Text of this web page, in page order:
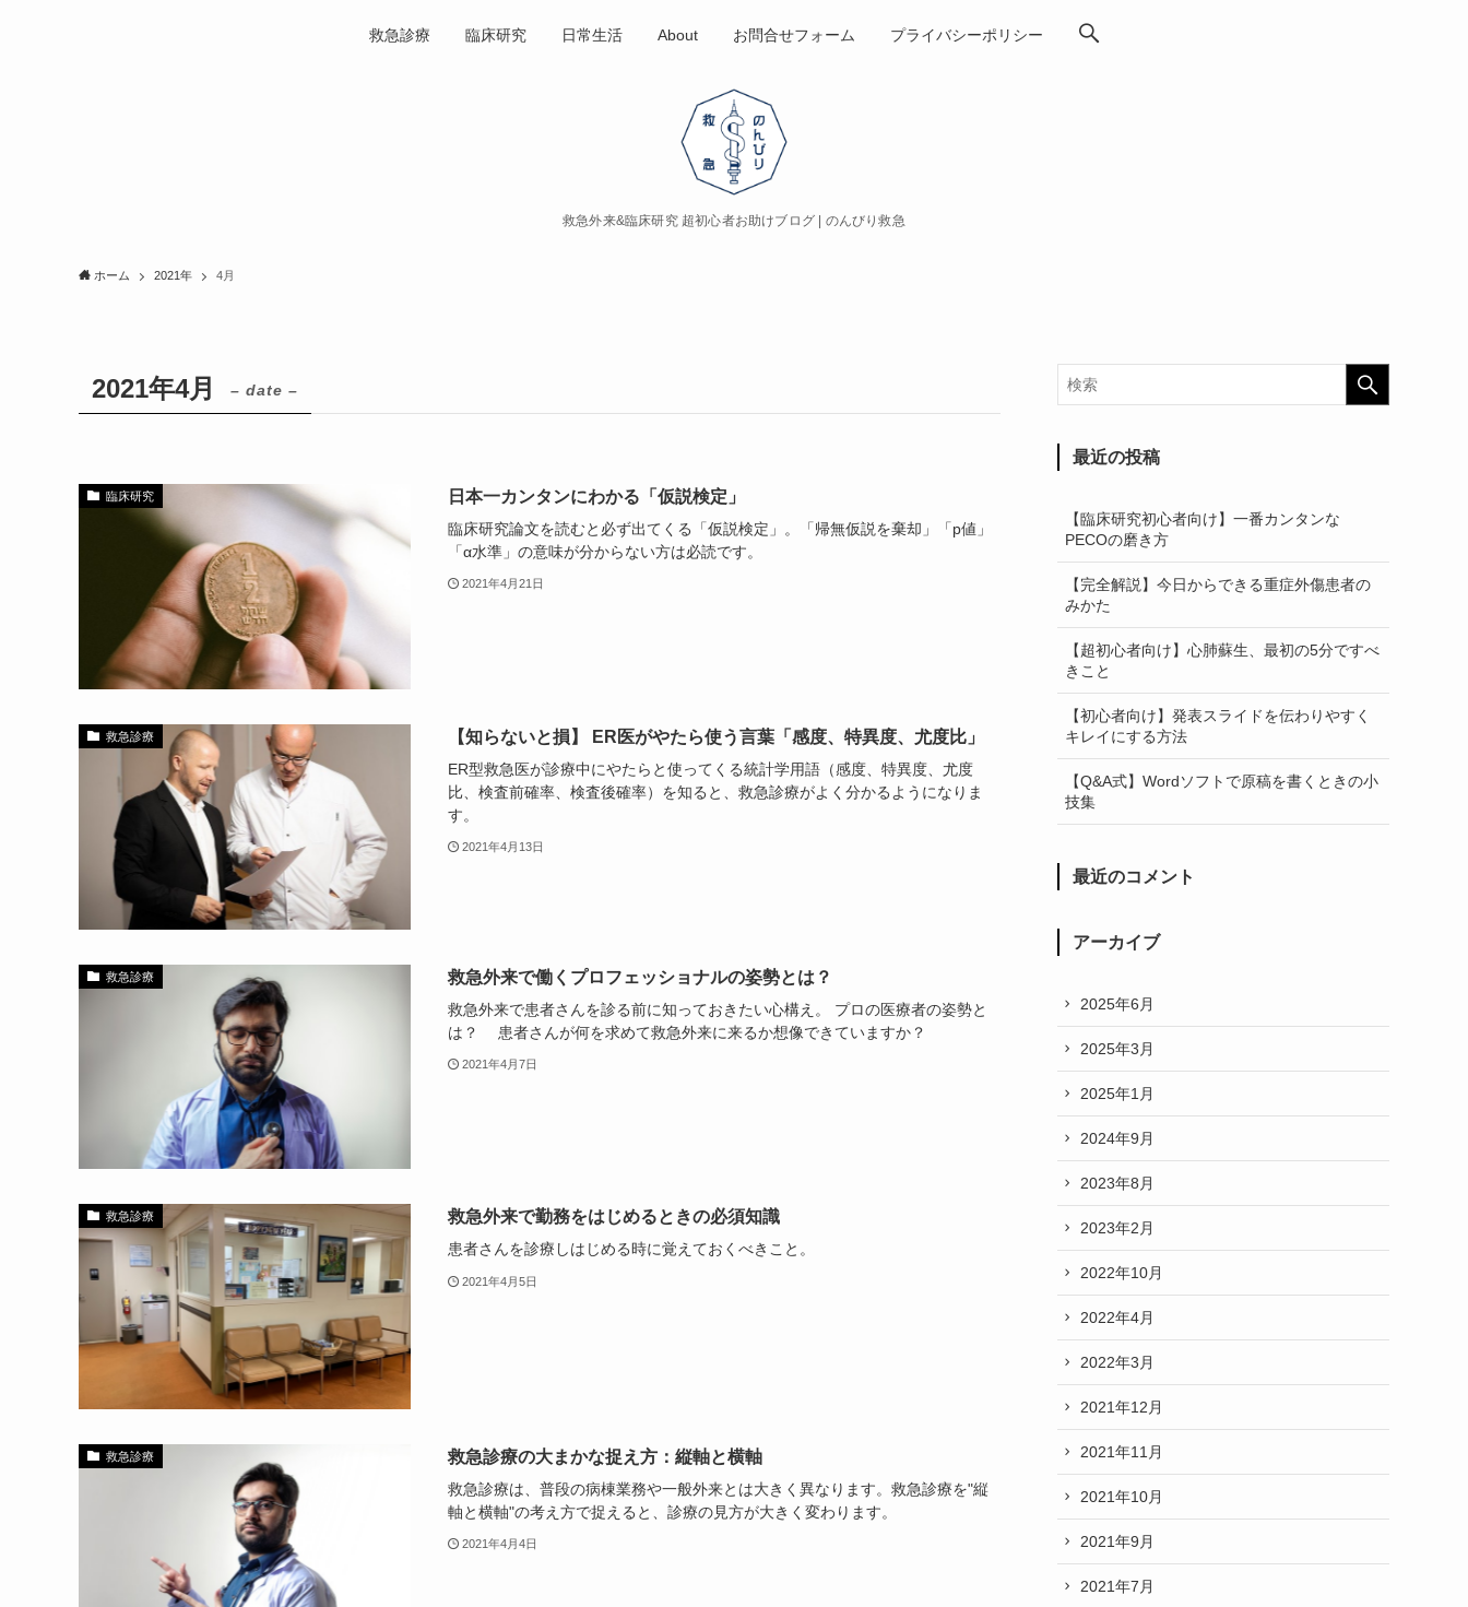
救急外来&臨床研究 超初心者お助けブログ | のんびり救急
救急診療 臨床研究 日常生活 About お問合せフォーム プライバシーポリシー
ホーム 2021年 4月
2021年4月 – date –
臨床研究 日本一カンタンにわかる「仮説検定」
臨床研究論文を読むと必ず出てくる「仮説検定」。「帰無仮説を棄却」「p値」
「α水準」の意味が分からない方は必読です。
2021年4月21日
救急診療 【知らないと損】 ER医がやたら使う言葉「感度、特異度、尤度比」
ER型救急医が診療中にやたらと使ってくる統計学用語（感度、特異度、尤度
比、検査前確率、検査後確率）を知ると、救急診療がよく分かるようになりま
す。
2021年4月13日
救急診療 救急外来で働くプロフェッショナルの姿勢とは？
救急外来で患者さんを診る前に知っておきたい心構え。 プロの医療者の姿勢と
は？ 患者さんが何を求めて救急外来に来るか想像できていますか？
2021年4月7日
救急診療 救急外来で勤務をはじめるときの必須知識
患者さんを診療しはじめる時に覚えておくべきこと。
2021年4月5日
救急診療 救急診療の大まかな捉え方：縦軸と横軸
救急診療は、普段の病棟業務や一般外来とは大きく異なります。救急診療を"縦
軸と横軸"の考え方で捉えると、診療の見方が大きく変わります。
2021年4月4日
最近の投稿
【臨床研究初心者向け】一番カンタンな
PECOの磨き方
【完全解説】今日からできる重症外傷患者の
みかた
【超初心者向け】心肺蘇生、最初の5分ですべ
きこと
【初心者向け】発表スライドを伝わりやすく
キレイにする方法
【Q&A式】Wordソフトで原稿を書くときの小
技集
最近のコメント
アーカイブ
2025年6月
2025年3月
2025年1月
2024年9月
2023年8月
2023年2月
2022年10月
2022年4月
2022年3月
2021年12月
2021年11月
2021年10月
2021年9月
2021年7月